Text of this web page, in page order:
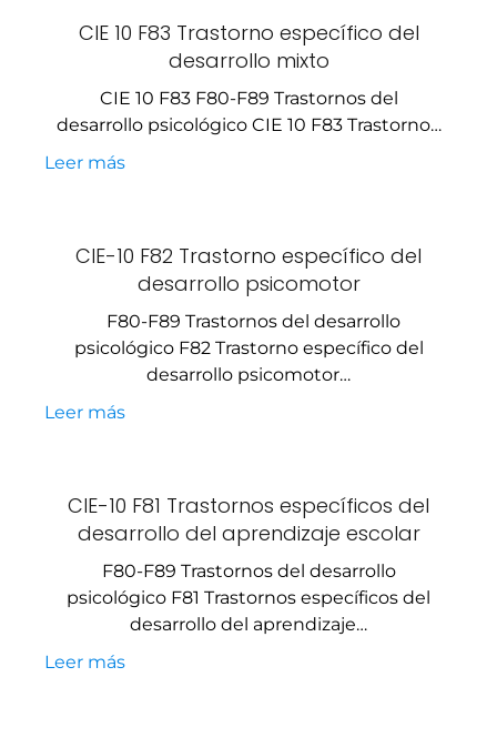
CIE 10 F83 Trastorno específico del
desarrollo mixto
CIE 10 F83 F80-F89 Trastornos del
desarrollo psicológico CIE 10 F83 Trastorno…
Leer más
CIE-10 F82 Trastorno específico del
desarrollo psicomotor
F80-F89 Trastornos del desarrollo
psicológico F82 Trastorno específico del
desarrollo psicomotor…
Leer más
CIE-10 F81 Trastornos específicos del
desarrollo del aprendizaje escolar
F80-F89 Trastornos del desarrollo
psicológico F81 Trastornos específicos del
desarrollo del aprendizaje…
Leer más